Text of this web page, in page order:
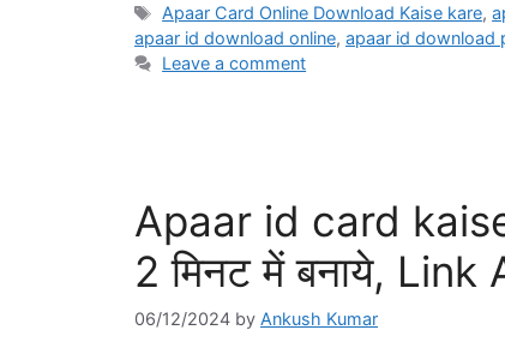
Tags
Apaar Card Online Download Kaise kare,
apaar id download online, apaar id download
Leave a comment
Apaar id card
2 मिनट में बनाये, Link
06/12/2024 by Ankush Kumar